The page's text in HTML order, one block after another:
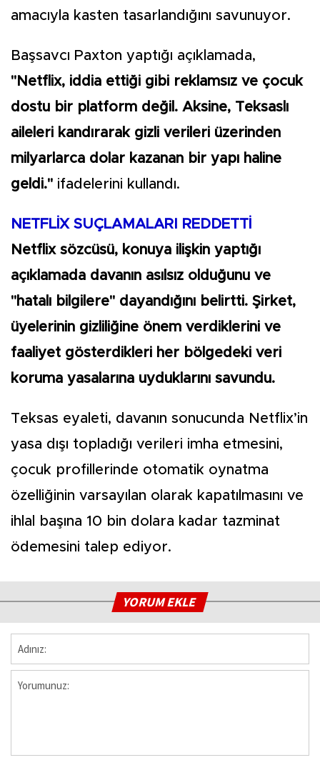
amacıyla kasten tasarlandığını savunuyor.
Başsavcı Paxton yaptığı açıklamada,
"Netflix, iddia ettiği gibi reklamsız ve çocuk
dostu bir platform değil. Aksine, Teksaslı
aileleri kandırarak gizli verileri üzerinden
milyarlarca dolar kazanan bir yapı haline
geldi." ifadelerini kullandı.
NETFLİX SUÇLAMALARI REDDETTİ
Netflix sözcüsü, konuya ilişkin yaptığı
açıklamada davanın asılsız olduğunu ve
"hatalı bilgilere" dayandığını belirtti. Şirket,
üyelerinin gizliliğine önem verdiklerini ve
faaliyet gösterdikleri her bölgedeki veri
koruma yasalarına uyduklarını savundu.
Teksas eyaleti, davanın sonucunda Netflix’in
yasa dışı topladığı verileri imha etmesini,
çocuk profillerinde otomatik oynatma
özelliğinin varsayılan olarak kapatılmasını ve
ihlal başına 10 bin dolara kadar tazminat
ödemesini talep ediyor.
YORUM EKLE